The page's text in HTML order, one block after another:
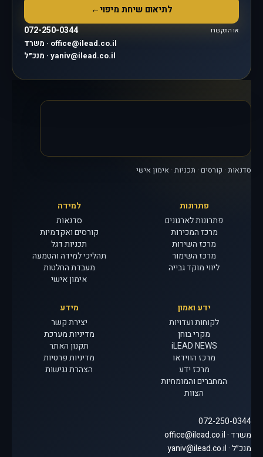
לתיאום שיחת מיפוי←
או התקשרו 072-250-0344
משרד · office@ilead.co.il
מנכ״ל · yaniv@ilead.co.il
סדנאות · קורסים · תכניות · אימון אישי
פתרונות
פתרונות לארגונים
מרכז המכירות
מרכז השירות
מרכז השימור
ליווי מוקד גבייה
למידה
סדנאות
קורסים ואקדמיות
תכניות דגל
תהליכי למידה והטמעה
מעבדת החלטות
אימון אישי
ידע ואמון
לקוחות ועדויות
מקרי בוחן
iLEAD NEWS
מרכז הווידאו
מרכז ידע
המחברים והמומחיות
הצוות
מידע
יצירת קשר
מדיניות מערכת
תקנון האתר
מדיניות פרטיות
הצהרת נגישות
072-250-0344
משרד · office@ilead.co.il
מנכ״ל · yaniv@ilead.co.il